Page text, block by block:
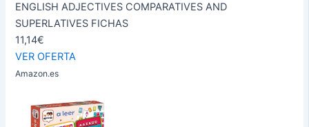
ENGLISH ADJECTIVES COMPARATIVES AND
SUPERLATIVES FICHAS
11,14€
VER OFERTA
Amazon.es